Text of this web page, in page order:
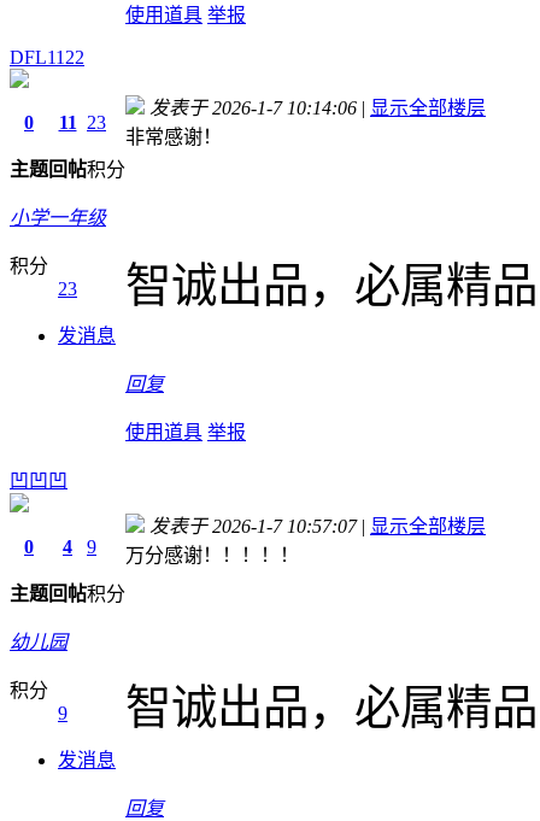
使用道具 举报
DFL1122
0
主题
11
回帖
23
积分
小学一年级
积分
23
发消息
发表于 2026-1-7 10:14:06 | 显示全部楼层
非常感谢！
智诚出品，必属精
回复
使用道具 举报
凹凹凹
0
主题
4
回帖
9
积分
幼儿园
积分
9
发消息
发表于 2026-1-7 10:57:07 | 显示全部楼层
万分感谢！！！！！
智诚出品，必属精
回复